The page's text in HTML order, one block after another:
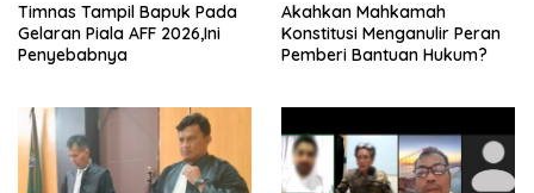
Timnas Tampil Bapuk Pada
Gelaran Piala AFF 2026,Ini
Penyebabnya
Akahkan Mahkamah
Konstitusi Menganulir Peran
Pemberi Bantuan Hukum?